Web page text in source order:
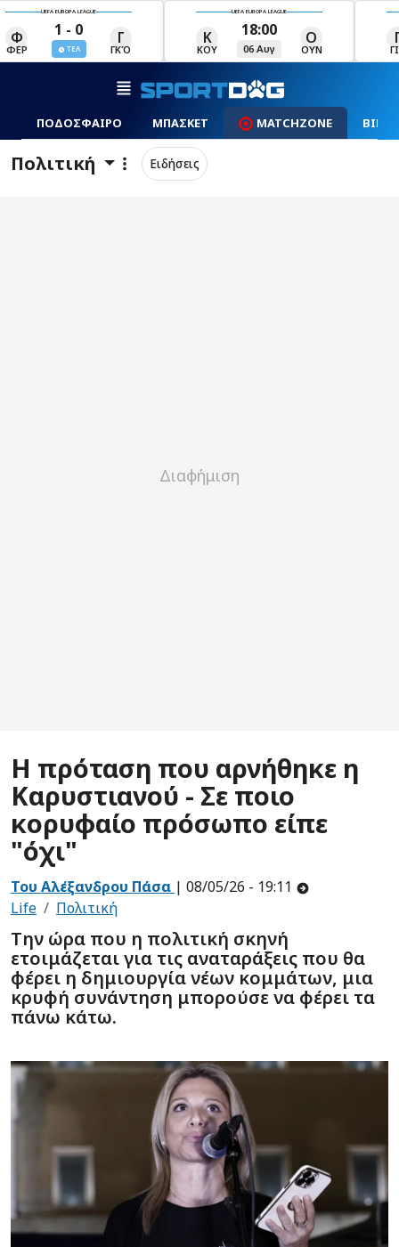
UEFA EUROPA LEAGUE
18:00
06 Αυγ
UEFA EUROPA LEAGUE
ΓΙΑ
19:00
06 Αυγ
ΠΟΔΟΣΦΑΙΡΟ ΜΠΑΣΚΕΤ MATCHZONE
Πολιτική Ειδήσεις
Η πρόταση που αρνήθηκε η
Καρυστιανού - Σε ποιο
κορυφαίο πρόσωπο είπε
"όχι"
Του Αλέξανδρου Πάσα | 08/05/26 - 19:11
Life
Πολιτική
Την ώρα που η πολιτική σκηνή
ετοιμάζεται για τις αναταράξεις που θα
φέρει η δημιουργία νέων κομμάτων, μια
κρυφή συνάντηση μπορούσε να φέρει τα
πάνω κάτω.